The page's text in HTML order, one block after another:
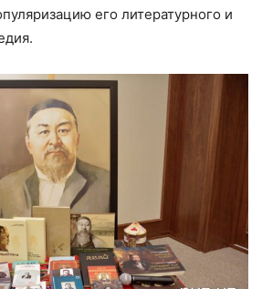
его литературного и